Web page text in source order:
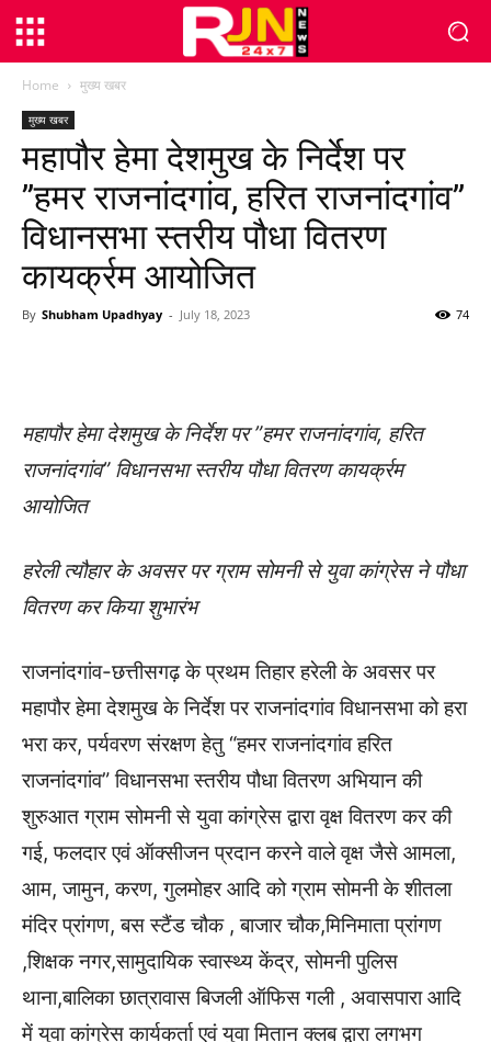
Home मुख्य खबर
मुख्य खबर
महापौर हेमा देशमुख के निर्देश पर
”हमर राजनांदगांव, हरित राजनांदगांव”
विधानसभा स्तरीय पौधा वितरण
कायर्क्रम आयोजित
By Shubham Upadhyay - July 18, 2023 74
महापौर हेमा देशमुख के निर्देश पर ”हमर राजनांदगांव, हरित
राजनांदगांव” विधानसभा स्तरीय पौधा वितरण कायर्क्रम
आयोजित
हरेली त्यौहार के अवसर पर ग्राम सोमनी से युवा कांग्रेस ने पौधा
वितरण कर किया शुभारंभ
राजनांदगांव-छत्तीसगढ़ के प्रथम तिहार हरेली के अवसर पर
महापौर हेमा देशमुख के निर्देश पर राजनांदगांव विधानसभा को हरा
भरा कर, पर्यवरण संरक्षण हेतु “हमर राजनांदगांव हरित
राजनांदगांव” विधानसभा स्तरीय पौधा वितरण अभियान की
शुरुआत ग्राम सोमनी से युवा कांग्रेस द्वारा वृक्ष वितरण कर की
गई, फलदार एवं ऑक्सीजन प्रदान करने वाले वृक्ष जैसे आमला,
आम, जामुन, करण, गुलमोहर आदि को ग्राम सोमनी के शीतला
मंदिर प्रांगण, बस स्टैंड चौक , बाजार चौक,मिनिमाता प्रांगण
,शिक्षक नगर,सामुदायिक स्वास्थ्य केंद्र, सोमनी पुलिस
थाना,बालिका छात्रावास बिजली ऑफिस गली , अवासपारा आदि
में युवा कांग्रेस कार्यकर्ता एवं युवा मितान क्लब द्वारा लगभग